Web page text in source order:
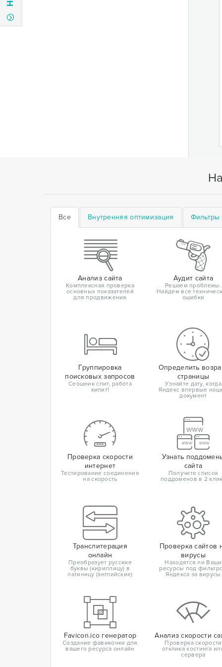
Все Внутренняя оптимизация Фильтры
Анализ сайта
Комплексная проверка
основных показателей
для продвижения
Аудит сайта
Решаем проблемы.
Найдем все
ошибки
Группировка
поисковых запросов
Сеошник спит, работа
кипит!
Определить
страницы
Узнайте дату, когда
Яндекс впервые
документ
Проверка скорости
интернет
Тестирование соединения
на скорость
Узнать
сайта
Получите список
поддоменов в 2
Транслитерация
онлайн
Преобразует русские
буквы (кириллицу) в
латиницу (английские)
Проверка сайтов
вирусы
Находятся ли Ваши
ресурсы под
Яндекса за вирусы
Favicon.ico генератор
Создание фавиконки для
вашего ресурса онлайн
Анализ скорости
Проверка скорости
отклика хостинга
сервера